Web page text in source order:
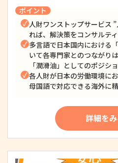
ポイント
人財ワンストップサービス
れば、解決策をコンサルテ
多言語で日本国内における
いて各専門家とのつながり
「潤滑油」としてのポジシ
各人財が日本の労働環境に
母国語で対応できる海外に
詳細を